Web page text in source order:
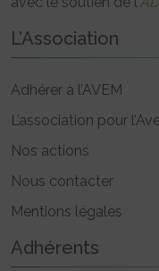
L’Association
Adhérer à l’AVEM
L’association pour
Nos actions
Nous contacter
Mentions légales
Adhérents